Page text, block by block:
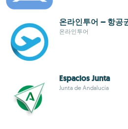
온라인투어 – 항공
온라인투어
Espacios Junta
Junta de Andalucía